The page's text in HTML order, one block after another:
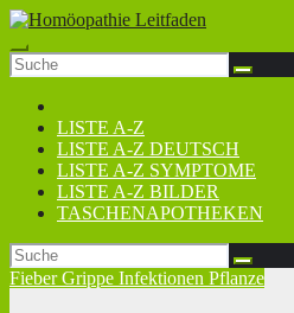
Zum
Inhalt
springen
LISTE A-Z
LISTE A-Z DEUTSCH
LISTE A-Z SYMPTOME
LISTE A-Z BILDER
TASCHENAPOTHEKEN
FieberGrippe Infektionen Pflanze